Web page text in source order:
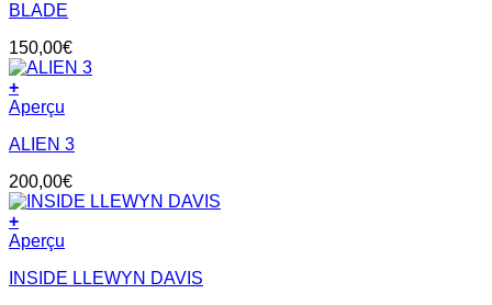
BLADE
150,00€
+
Aperçu
ALIEN 3
200,00€
+
Aperçu
INSIDE LLEWYN DAVIS